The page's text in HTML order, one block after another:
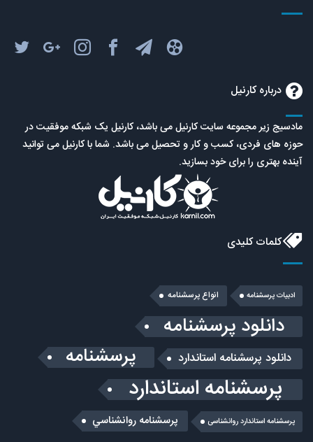
درباره کارنیل
مادسیج زیر مجموعه سایت کارنیل می باشد، کارنیل یک شبکه موفقیت در
حوزه های فردی، کسب و کار و تحصیل می باشد. شما با کارنیل می توانید
آینده بهتری را برای خود بسازید.
کلمات کلیدی
ادبیات پرسشنامه انواع پرسشنامه
دانلود پرسشنامه
دانلود پرسشنامه استاندارد پرسشنامه
پرسشنامه استاندارد
پرسشنامه استاندارد روانشناسی پرسشنامه روانشناسي